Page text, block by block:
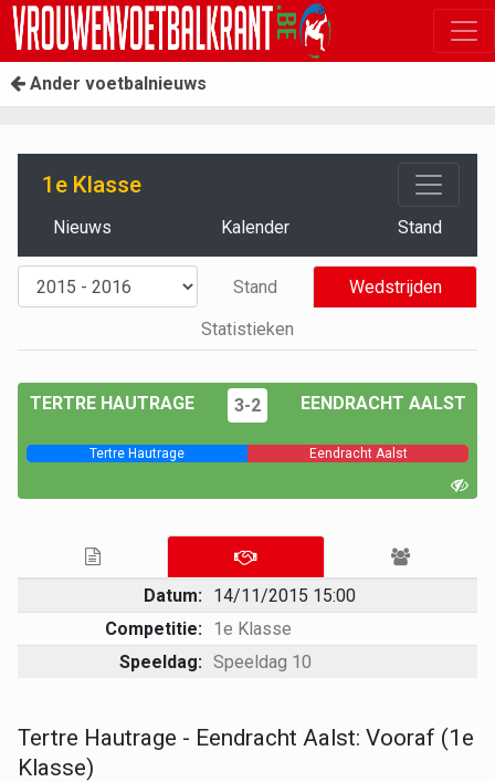
Ander voetbalnieuws
1e Klasse
Nieuws Kalender Stand
Stand
Wedstrijden
Statistieken
TERTRE HAUTRAGE 3-2 EENDRACHT AALST
Tertre Hautrage Eendracht Aalst
Datum: 14/11/2015 15:00
Competitie: 1e Klasse
Speeldag: Speeldag 10
Tertre Hautrage - Eendracht Aalst: Vooraf (1e
Klasse)